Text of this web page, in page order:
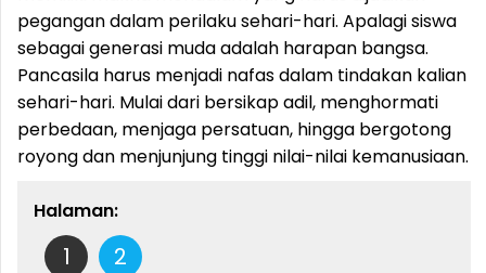
pegangan dalam perilaku sehari-hari. Apalagi siswa
sebagai generasi muda adalah harapan bangsa.
Pancasila harus menjadi nafas dalam tindakan kalian
sehari-hari. Mulai dari bersikap adil, menghormati
perbedaan, menjaga persatuan, hingga bergotong
royong dan menjunjung tinggi nilai-nilai kemanusiaan.
Halaman:
1 2